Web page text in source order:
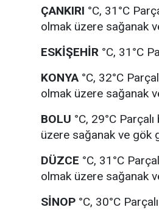
ÇANKIRI °C, 31°C
olmak üzere sağanak
ESKİŞEHİR °C, 31°C
KONYA °C, 32°C
olmak üzere sağanak
BOLU °C, 29°C
üzere sağanak ve gök
DÜZCE °C, 31°C
olmak üzere sağanak
SİNOP °C, 30°C